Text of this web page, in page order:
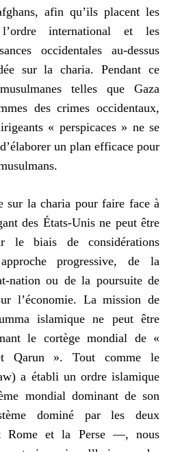
afin qu’ils placent les
international et les
occidentales au-dessus
sur la charia. Pendant ce
telles que Gaza
des crimes occidentaux,
« perspicaces » ne se
un plan efficace pour
sur la charia pour faire face à
des États-Unis ne peut être
le biais de considérations
progressive, de la
nation ou de la poursuite de
l’économie. La mission de
islamique ne peut être
le cortège mondial de «
Qarun ». Tout comme le
a établi un ordre islamique
mondial dominant de son
dominé par les deux
Rome et la Perse —, nous